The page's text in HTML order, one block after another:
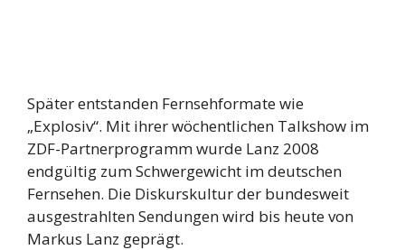
Später entstanden Fernsehformate wie
„Explosiv“. Mit ihrer wöchentlichen Talkshow im
ZDF-Partnerprogramm wurde Lanz 2008
endgültig zum Schwergewicht im deutschen
Fernsehen. Die Diskurskultur der bundesweit
ausgestrahlten Sendungen wird bis heute von
Markus Lanz geprägt.